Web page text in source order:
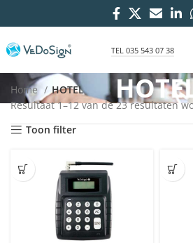
TEL 035 543 07 38
Home
HOTEL
Resultaat 1–12 van de 23 resultaten
Toon filter